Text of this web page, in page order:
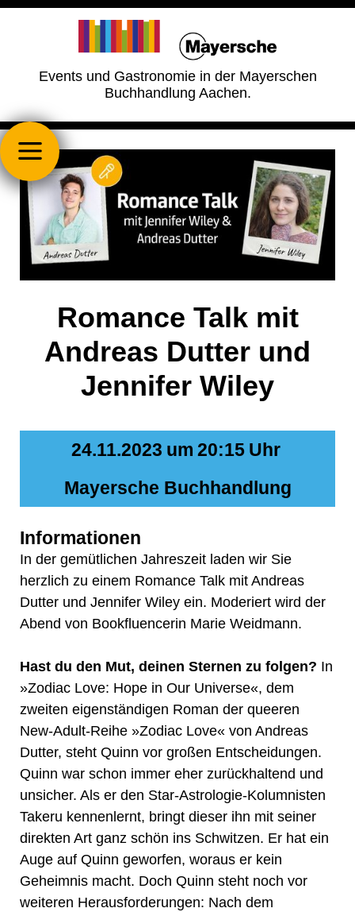
Events und Gastronomie in der Mayerschen
Buchhandlung Aachen.
Romance Talk mit
Andreas Dutter und
Jennifer Wiley
24.11.2023 um 20:15 Uhr
Mayersche Buchhandlung
Informationen
In der gemütlichen Jahreszeit laden wir Sie
herzlich zu einem Romance Talk mit Andreas
Dutter und Jennifer Wiley ein. Moderiert wird der
Abend von Bookfluencerin Marie Weidmann.
Hast du den Mut, deinen Sternen zu folgen? In
»Zodiac Love: Hope in Our Universe«, dem
zweiten eigenständigen Roman der queeren
New-Adult-Reihe »Zodiac Love« von Andreas
Dutter, steht Quinn vor großen Entscheidungen.
Quinn war schon immer eher zurückhaltend und
unsicher. Als er den Star-Astrologie-Kolumnisten
Takeru kennenlernt, bringt dieser ihn mit seiner
direkten Art ganz schön ins Schwitzen. Er hat ein
Auge auf Quinn geworfen, woraus er kein
Geheimnis macht. Doch Quinn steht noch vor
weiteren Herausforderungen: Nach dem